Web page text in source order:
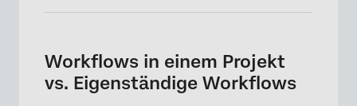
Workflows in einem Projekt
vs. Eigenständige Workflows